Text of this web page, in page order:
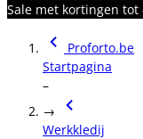
Sale met kortingen tot
Proforto.be
Startpagina
–
→
Werkkledij